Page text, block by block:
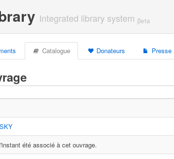
Integrated library system βeta
Catalogue Donateurs Presse
été associé à cet ouvrage.